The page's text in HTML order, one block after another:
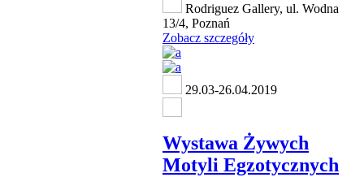
Rodriguez Gallery, ul. Wodna
13/4, Poznań
Zobacz szczegóły
29.03-26.04.2019
Wystawa Żywych
Motyli Egzotycznych